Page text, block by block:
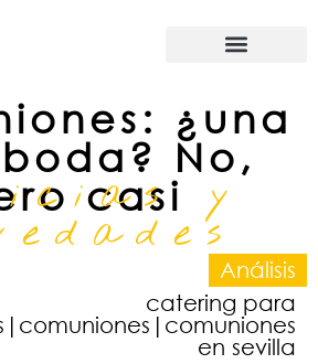
¿una
No,
casi y
Análisis
catering para
en sevilla